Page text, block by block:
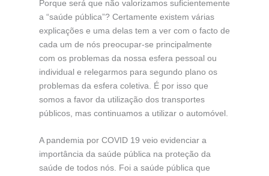
Porque será que não valorizamos suficientemente
a “saúde pública”? Certamente existem várias
explicações e uma delas tem a ver com o facto de
cada um de nós preocupar-se principalmente
com os problemas da nossa esfera pessoal ou
individual e relegarmos para segundo plano os
problemas da esfera coletiva. É por isso que
somos a favor da utilização dos transportes
públicos, mas continuamos a utilizar o automóvel.
A pandemia por COVID 19 veio evidenciar a
importância da saúde pública na proteção da
saúde de todos nós. Foi a saúde pública que